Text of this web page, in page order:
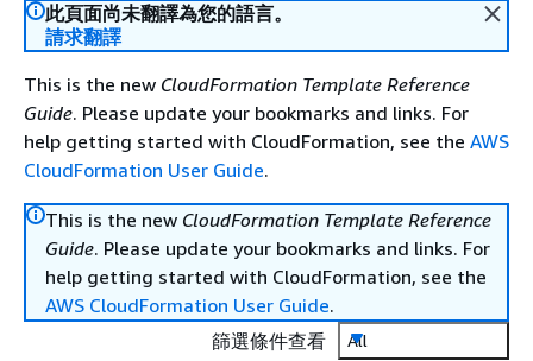
此頁面尚未翻譯為您的語言。
請求翻譯
This is the new CloudFormation Template Reference
Guide. Please update your bookmarks and links. For
help getting started with CloudFormation, see the AWS
CloudFormation User Guide.
This is the new CloudFormation Template Reference
Guide. Please update your bookmarks and links. For
help getting started with CloudFormation, see the
AWS CloudFormation User Guide.
篩選條件查看
All